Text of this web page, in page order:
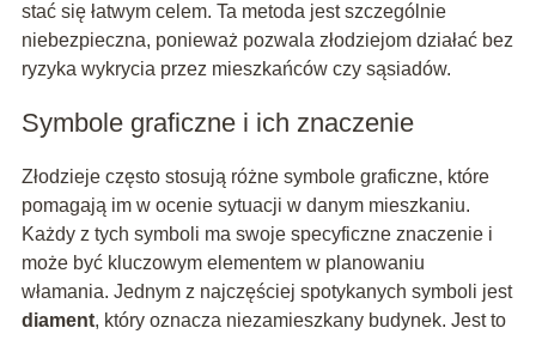
stać się łatwym celem. Ta metoda jest szczególnie
niebezpieczna, ponieważ pozwala złodziejom działać bez
ryzyka wykrycia przez mieszkańców czy sąsiadów.
Symbole graficzne i ich znaczenie
Złodzieje często stosują różne symbole graficzne, które
pomagają im w ocenie sytuacji w danym mieszkaniu.
Każdy z tych symboli ma swoje specyficzne znaczenie i
może być kluczowym elementem w planowaniu
włamania. Jednym z najczęściej spotykanych symboli jest
diament, który oznacza niezamieszkany budynek. Jest to